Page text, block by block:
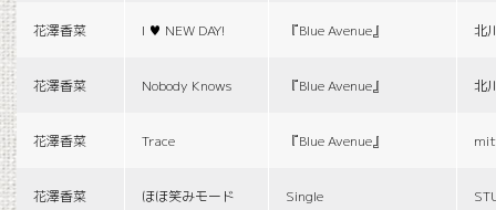
花澤香菜 I ♥ NEW DAY! 『Blue Avenue』 北
花澤香菜 Nobody Knows 『Blue Avenue』 北
花澤香菜 Trace 『Blue Avenue』
花澤香菜 ほほ笑みモード Single